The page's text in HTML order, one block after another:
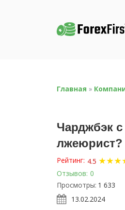
Главная »
Чарджбэк
Рейтинг: 4.5 ★★★
Отзывов: 0
Просмотры: 1 633
13.02.2024